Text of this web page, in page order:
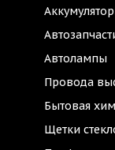
Автолампы
Провода
Бытовая
Щетки